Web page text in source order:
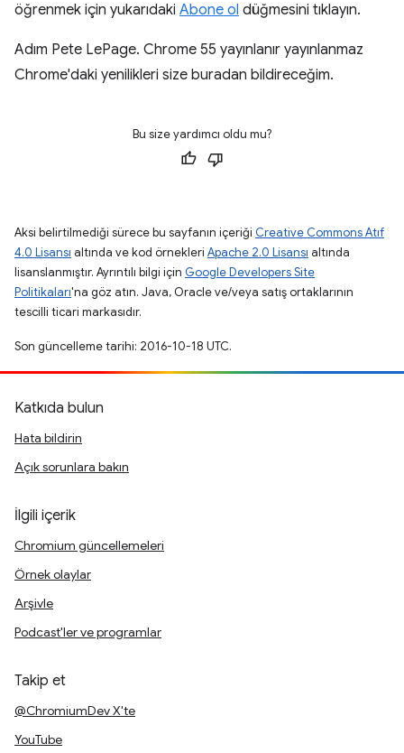
öğrenmek için yukarıdaki Abone ol düğmesini tıklayın.
Adım Pete LePage. Chrome 55 yayınlanır yayınlanmaz
Chrome'daki yenilikleri size buradan bildireceğim.
Bu size yardımcı oldu mu?
Aksi belirtilmediği sürece bu sayfanın içeriği Creative Commons Atıf
4.0 Lisansı altında ve kod örnekleri Apache 2.0 Lisansı altında
lisanslanmıştır. Ayrıntılı bilgi için Google Developers Site
Politikaları'na göz atın. Java, Oracle ve/veya satış ortaklarının
tescilli ticari markasıdır.
Son güncelleme tarihi: 2016-10-18 UTC.
Katkıda bulun
Hata bildirin
Açık sorunlara bakın
İlgili içerik
Chromium güncellemeleri
Örnek olaylar
Arşivle
Podcast'ler ve programlar
Takip et
@ChromiumDev X'te
YouTube